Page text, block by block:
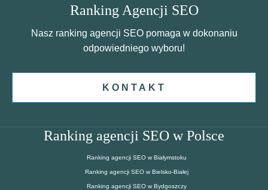
Ranking Agencji SEO
Nasz ranking agencji SEO pomaga w dokonaniu
odpowiedniego wyboru!
KONTAKT
Ranking agencji SEO w Polsce
Ranking agencji SEO w Białymstoku
Ranking agencji SEO w Bielsko-Białej
Ranking agencji SEO w Bydgoszczy